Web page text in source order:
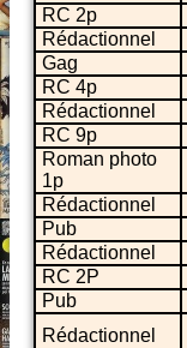
RC 2p
Rédactionnel
Gag
RC 4p
Rédactionnel
RC 9p
Roman photo
1p
Rédactionnel
Pub
Rédactionnel
RC 2P
Pub
Rédactionnel